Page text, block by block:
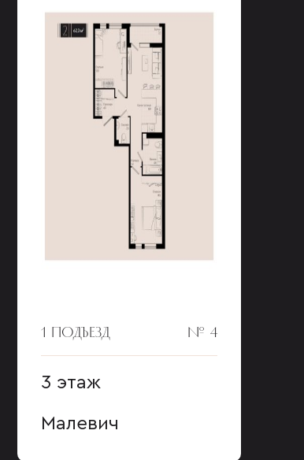
1 ПОДЪЕЗД № 4
3 этаж
Малевич